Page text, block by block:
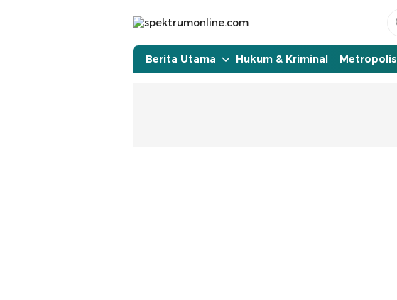
spektrumonline.com
Berita Utama
Hukum & Kriminal Metropolis